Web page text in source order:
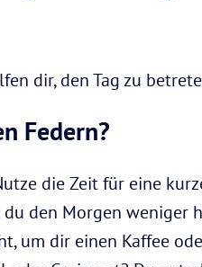
dir, den Tag zu
Federn?
die Zeit für eine
den Morgen weniger
um dir einen Kaffee